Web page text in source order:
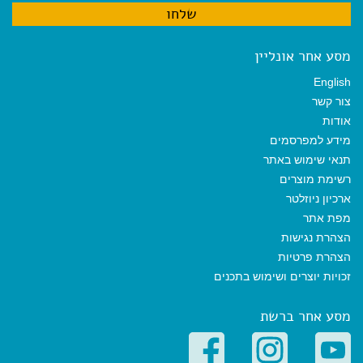
מסע אחר אונליין
English
צור קשר
אודות
מידע למפרסמים
תנאי שימוש באתר
רשימת מוצרים
ארכיון ניוזלטר
מפת אתר
הצהרת נגישות
הצהרת פרטיות
זכויות יוצרים ושימוש בתכנים
מסע אחר ברשת